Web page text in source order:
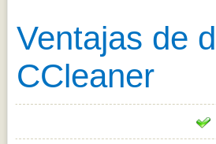
Ventajas de
CCleaner